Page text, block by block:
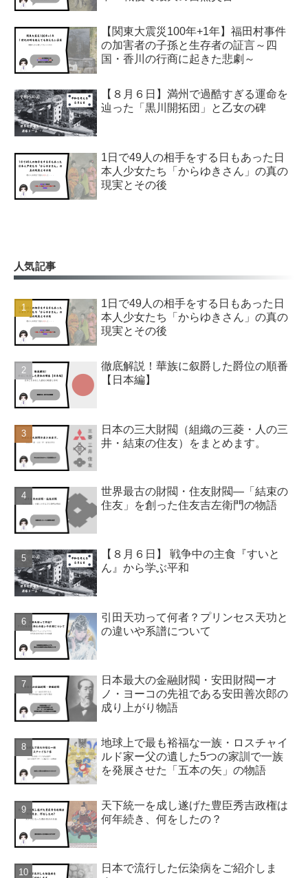
【関東大震災100年+1年】福田村事件
の加害者の子孫と生存者の証言～四
国・香川の行商に起きた悲劇～
【８月６日】満州で過酷すぎる運命を
辿った「黒川開拓団」と乙女の碑
1日で49人の相手をする日もあった日
本人少女たち「からゆきさん」の真の
現実とその後
人気記事
1日で49人の相手をする日もあった日
本人少女たち「からゆきさん」の真の
現実とその後
徹底解説！華族に叙爵した爵位の順番
【日本編】
日本の三大財閥（組織の三菱・人の三
井・結束の住友）をまとめます。
世界最古の財閥・住友財閥―「結束の
住友」を創った住友吉左衛門の物語
【８月６日】 戦争中の主食『すいと
ん』から学ぶ平和
引田天功って何者？プリンセス天功と
の違いや系譜について
日本最大の金融財閥・安田財閥ーオ
ノ・ヨーコの先祖である安田善次郎の
成り上がり物語
地球上で最も裕福な一族・ロスチャイ
ルド家ー父の遺した5つの家訓で一族
を発展させた「五本の矢」の物語
天下統一を成し遂げた豊臣秀吉政権は
何年続き、何をしたの？
日本で流行した伝染病をご紹介しま